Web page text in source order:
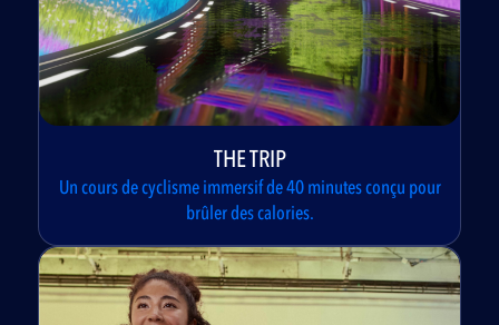
THE TRIP
Un cours de cyclisme immersif de 40 minutes conçu pour
brûler des calories.